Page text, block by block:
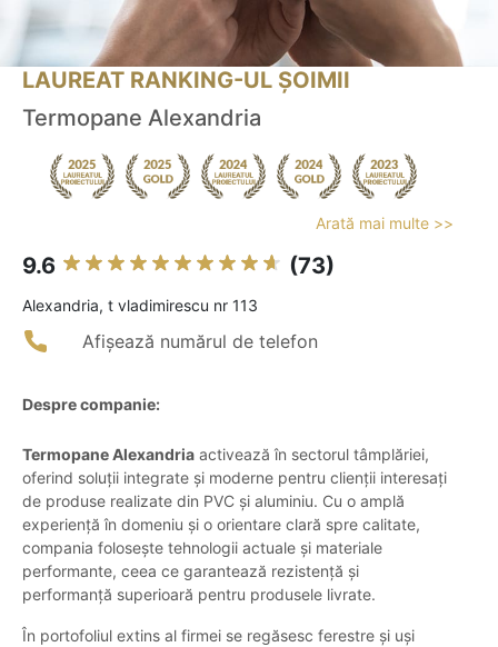
LAUREAT RANKING-UL ȘOIMII
Termopane Alexandria
Arată mai multe >>
9.6 (73)
Alexandria, t vladimirescu nr 113
Afișează numărul de telefon
Despre companie:
Termopane Alexandria activează în sectorul tâmplăriei,
oferind soluții integrate și moderne pentru clienții interesați
de produse realizate din PVC și aluminiu. Cu o amplă
experiență în domeniu și o orientare clară spre calitate,
compania folosește tehnologii actuale și materiale
performante, ceea ce garantează rezistență și
performanță superioară pentru produsele livrate.
În portofoliul extins al firmei se regăsesc ferestre și uși